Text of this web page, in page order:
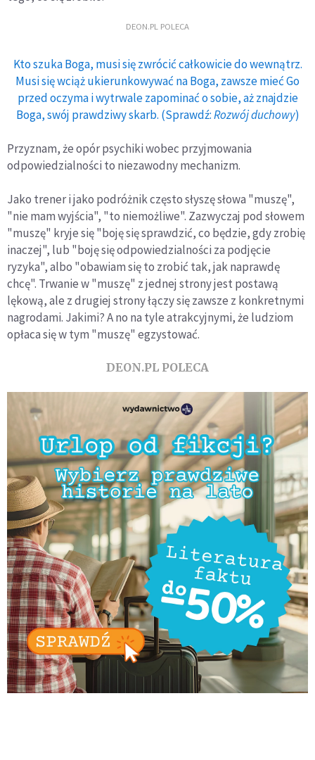
DEON.PL POLECA
Kto szuka Boga, musi się zwrócić całkowicie do wewnątrz.
Musi się wciąż ukierunkowywać na Boga, zawsze mieć Go
przed oczyma i wytrwale zapominać o sobie, aż znajdzie
Boga, swój prawdziwy skarb. (Sprawdź:Rozwój duchowy)
Przyznam, że opór psychiki wobec przyjmowania
odpowiedzialności to niezawodny mechanizm.
Jako trener i jako podróżnik często słyszę słowa "muszę",
"nie mam wyjścia", "to niemożliwe". Zazwyczaj pod słowem
"muszę" kryje się "boję się sprawdzić, co będzie, gdy zrobię
inaczej", lub "boję się odpowiedzialności za podjęcie
ryzyka", albo "obawiam się to zrobić tak, jak naprawdę
chcę". Trwanie w "muszę" z jednej strony jest postawą
lękową, ale z drugiej strony łączy się zawsze z konkretnymi
nagrodami. Jakimi? A no na tyle atrakcyjnymi, że ludziom
opłaca się w tym "muszę" egzystować.
DEON.PL POLECA